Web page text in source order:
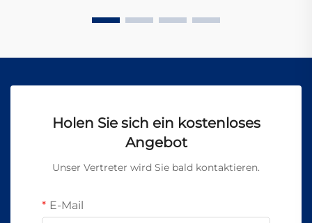
Holen Sie sich ein kostenloses
Angebot
Unser Vertreter wird Sie bald kontaktieren.
E-Mail